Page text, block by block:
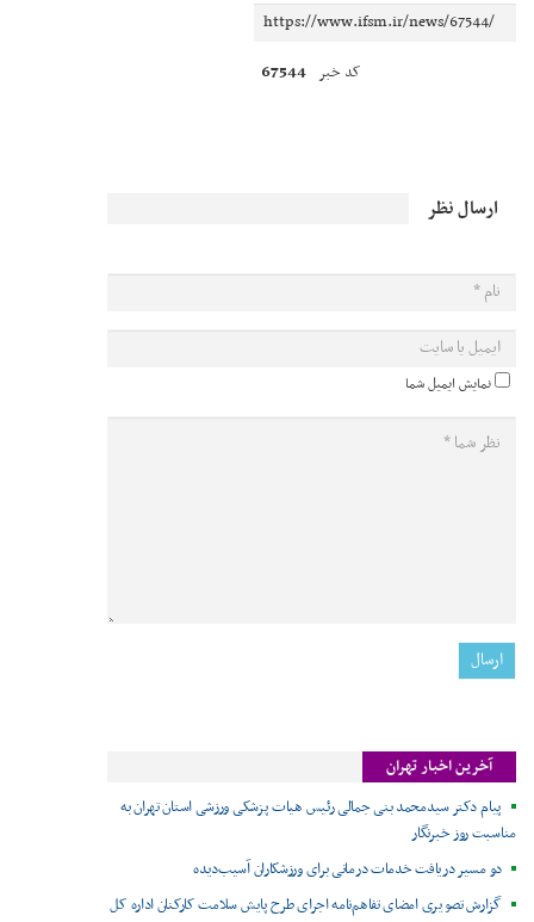
کد خبر 67544
ارسال نظر
نمایش ایمیل شما
آخرین اخبار تهران
پیام دکتر سیدمحمد بنی جمالی رئیس هیات پزشکی ورزشی استان تهران به
مناسبت روز خبرنگار
دو مسیر دریافت خدمات درمانی برای ورزشکاران آسیب‌دیده
گزارش تصویری امضای تفاهم‌نامه اجرای طرح پایش سلامت کارکنان اداره کل